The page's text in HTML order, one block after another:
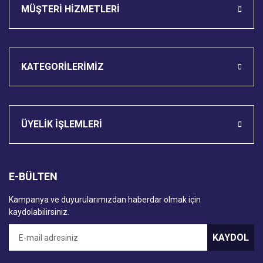
MÜŞTERİ HİZMETLERİ
KATEGORİLERİMİZ
ÜYELİK İŞLEMLERİ
E-BÜLTEN
Kampanya ve duyurularımızdan haberdar olmak için
kaydolabilirsiniz.
KAYDOL